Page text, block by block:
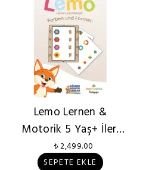
Lemo Lernen &
Motorik 5 Yaş+ İleri
Seviye Eğitici Set
₺ 2,499.00
SEPETE EKLE